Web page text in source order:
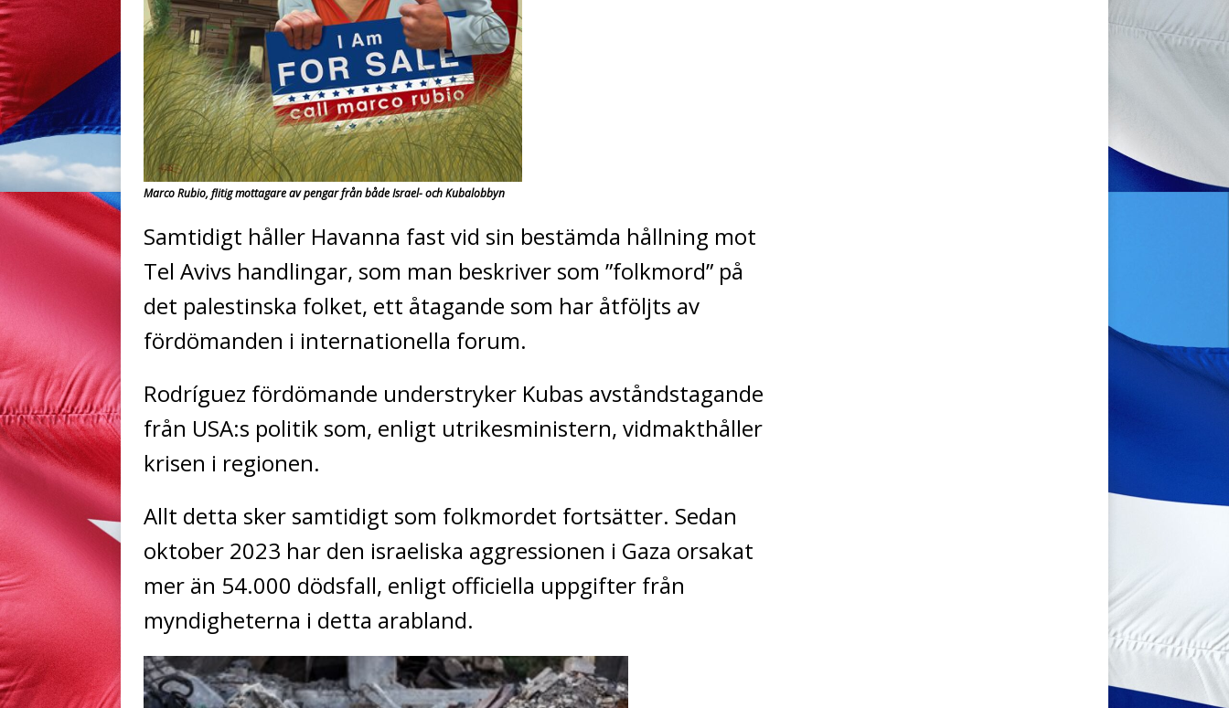
Marco Rubio, flitig mottagare av pengar från både Israel- och Kubalobbyn
Samtidigt håller Havanna fast vid sin bestämda hållning mot
Tel Avivs handlingar, som man beskriver som ”folkmord” på
det palestinska folket, ett åtagande som har åtföljts av
fördömanden i internationella forum.
Rodríguez fördömande understryker Kubas avståndstagande
från USA:s politik som, enligt utrikesministern, vidmakthåller
krisen i regionen.
Allt detta sker samtidigt som folkmordet fortsätter. Sedan
oktober 2023 har den israeliska aggressionen i Gaza orsakat
mer än 54.000 dödsfall, enligt officiella uppgifter från
myndigheterna i detta arabland.